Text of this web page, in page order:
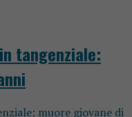
tangenziale:
muore giovane di